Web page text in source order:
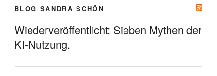
BLOG SANDRA SCHÖN
Wiederveröffentlicht: Sieben Mythen der
KI-Nutzung.